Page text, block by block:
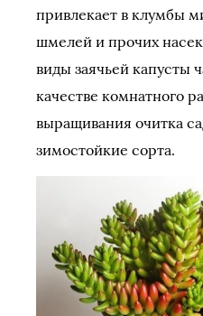
привлекает в клумбы
шмелей и прочих
виды заячьей капусты
качестве комнатного
выращивания очитка
зимостойкие сорта.